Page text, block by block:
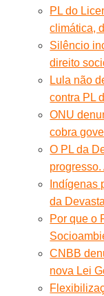
PL do
climática,
Silêncio
direito
Lula não
contra PL
ONU
cobra
O PL da
Indígenas
da
Por que o
CNBB
nova Lei